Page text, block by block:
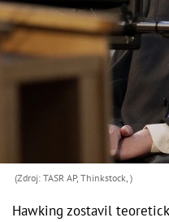
(Zdroj: TASR AP, Thinkstock, )
Hawking zostavil